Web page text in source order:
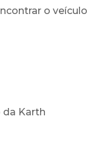
o veículo
Karth